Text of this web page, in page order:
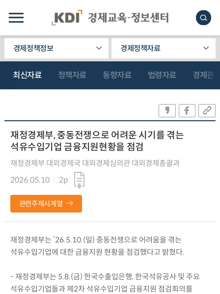
경제정책정보 경제정책자료
최신자료 정책자료 동향자료 법령자료 경제관
재정경제부, 중동전쟁으로 어려운 시기를 겪는
석유수입기업 금융지원현황을 점검
재정경제부 대외경제국 대외경제심의관 대외경제총괄과
2026.05.10
2p
관련주제시계열
재정경제부는 ’26.5.10.(일) 중동전쟁으로 어려움을 겪는
석유수입기업에 대한 금융지원 현황을 점검했다고 밝혔다.
- 재정경제부는 5.8.(금) 한국수출입은행, 한국석유공사 및 주요
석유수입기업들과 제2차 석유수입기업 금융지원 점검회의를